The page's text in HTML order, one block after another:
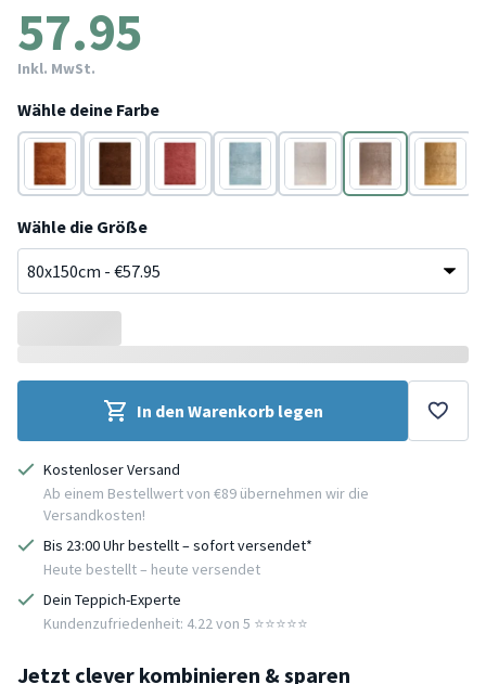
57.95
Inkl. MwSt.
Wähle deine Farbe
Braun Braun Rosa Blau Creme Braun Gold
Wähle die Größe
In den Warenkorb legen
Kostenloser Versand
Ab einem Bestellwert von €89 übernehmen wir die
Versandkosten!
Bis 23:00 Uhr bestellt – sofort versendet*
Heute bestellt – heute versendet
Dein Teppich-Experte
Kundenzufriedenheit: 4.22 von 5 ⭐️⭐️⭐️⭐️⭐️
Jetzt clever kombinieren & sparen